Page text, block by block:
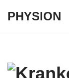
PHYSION